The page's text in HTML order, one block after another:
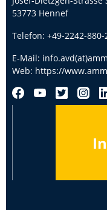
53773 Hennef
Telefon: +49-2242-880-
E-Mail:
Web: https://